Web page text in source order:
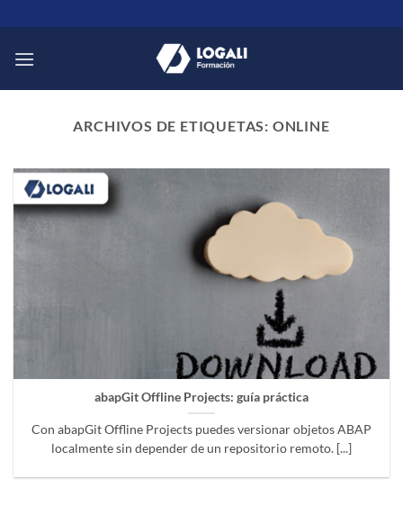
al
contenido
ARCHIVOS DE ETIQUETAS: ONLINE
abapGit Offline Projects: guía práctica
Con abapGit Offline Projects puedes versionar objetos ABAP
localmente sin depender de un repositorio remoto. [...]